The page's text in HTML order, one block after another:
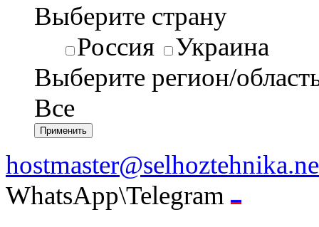
Выберите страну
Россия
Украина
Выберите регион/
Все
WhatsApp\Telegram